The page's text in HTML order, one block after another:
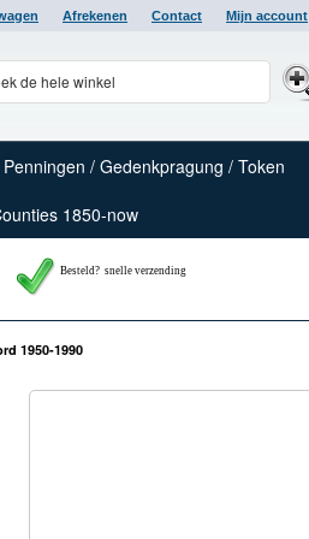
Afrekenen Contact Mijn account
Penningen / Gedenkpragung / Token
1850-now
Besteld? snelle verzending
1950-1990